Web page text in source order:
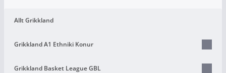
Allt Grikkland
Grikkland A1 Ethniki Konur
Grikkland Basket League GBL